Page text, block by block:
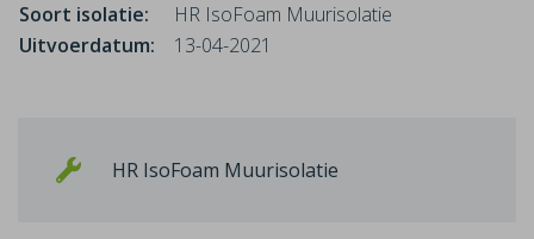
Soort isolatie:
HR IsoFoam Muurisolatie
Uitvoerdatum:
13-04-2021
HR IsoFoam Muurisolatie